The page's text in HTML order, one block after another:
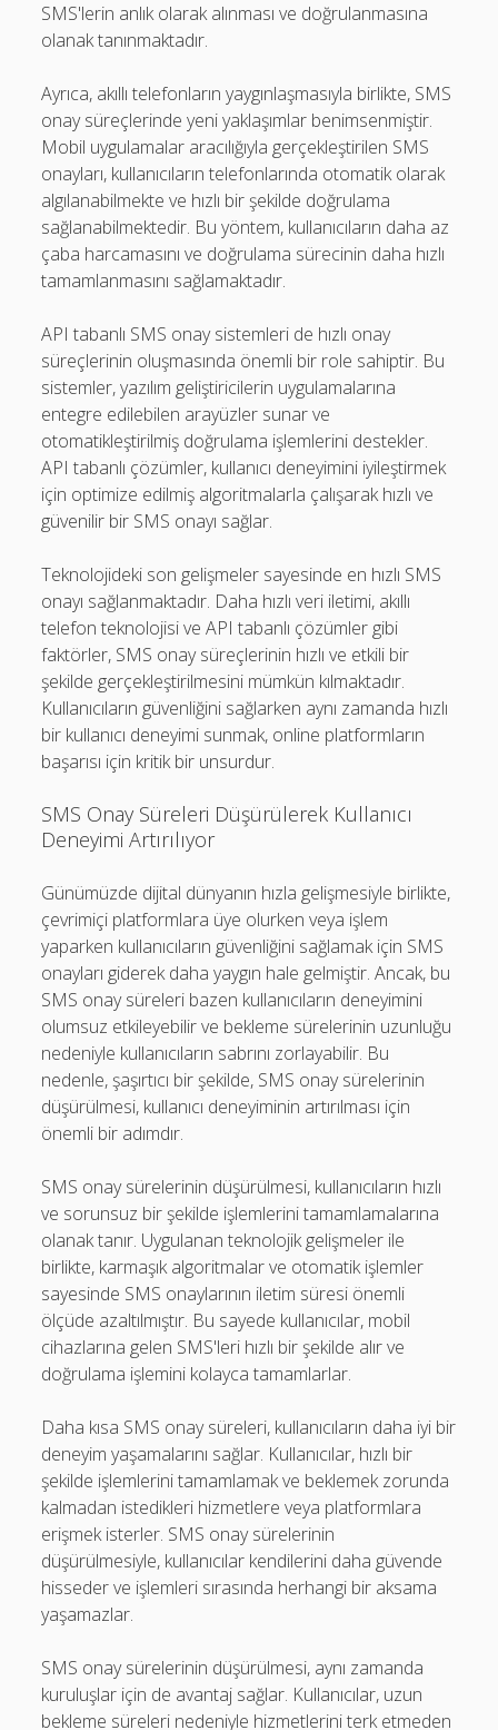
SMS'lerin anlık olarak alınması ve doğrulanmasına
olanak tanınmaktadır.
Ayrıca, akıllı telefonların yaygınlaşmasıyla birlikte, SMS
onay süreçlerinde yeni yaklaşımlar benimsenmiştir.
Mobil uygulamalar aracılığıyla gerçekleştirilen SMS
onayları, kullanıcıların telefonlarında otomatik olarak
algılanabilmekte ve hızlı bir şekilde doğrulama
sağlanabilmektedir. Bu yöntem, kullanıcıların daha az
çaba harcamasını ve doğrulama sürecinin daha hızlı
tamamlanmasını sağlamaktadır.
API tabanlı SMS onay sistemleri de hızlı onay
süreçlerinin oluşmasında önemli bir role sahiptir. Bu
sistemler, yazılım geliştiricilerin uygulamalarına
entegre edilebilen arayüzler sunar ve
otomatikleştirilmiş doğrulama işlemlerini destekler.
API tabanlı çözümler, kullanıcı deneyimini iyileştirmek
için optimize edilmiş algoritmalarla çalışarak hızlı ve
güvenilir bir SMS onayı sağlar.
Teknolojideki son gelişmeler sayesinde en hızlı SMS
onayı sağlanmaktadır. Daha hızlı veri iletimi, akıllı
telefon teknolojisi ve API tabanlı çözümler gibi
faktörler, SMS onay süreçlerinin hızlı ve etkili bir
şekilde gerçekleştirilmesini mümkün kılmaktadır.
Kullanıcıların güvenliğini sağlarken aynı zamanda hızlı
bir kullanıcı deneyimi sunmak, online platformların
başarısı için kritik bir unsurdur.
SMS Onay Süreleri Düşürülerek Kullanıcı
Deneyimi Artırılıyor
Günümüzde dijital dünyanın hızla gelişmesiyle birlikte,
çevrimiçi platformlara üye olurken veya işlem
yaparken kullanıcıların güvenliğini sağlamak için SMS
onayları giderek daha yaygın hale gelmiştir. Ancak, bu
SMS onay süreleri bazen kullanıcıların deneyimini
olumsuz etkileyebilir ve bekleme sürelerinin uzunluğu
nedeniyle kullanıcıların sabrını zorlayabilir. Bu
nedenle, şaşırtıcı bir şekilde, SMS onay sürelerinin
düşürülmesi, kullanıcı deneyiminin artırılması için
önemli bir adımdır.
SMS onay sürelerinin düşürülmesi, kullanıcıların hızlı
ve sorunsuz bir şekilde işlemlerini tamamlamalarına
olanak tanır. Uygulanan teknolojik gelişmeler ile
birlikte, karmaşık algoritmalar ve otomatik işlemler
sayesinde SMS onaylarının iletim süresi önemli
ölçüde azaltılmıştır. Bu sayede kullanıcılar, mobil
cihazlarına gelen SMS'leri hızlı bir şekilde alır ve
doğrulama işlemini kolayca tamamlarlar.
Daha kısa SMS onay süreleri, kullanıcıların daha iyi bir
deneyim yaşamalarını sağlar. Kullanıcılar, hızlı bir
şekilde işlemlerini tamamlamak ve beklemek zorunda
kalmadan istedikleri hizmetlere veya platformlara
erişmek isterler. SMS onay sürelerinin
düşürülmesiyle, kullanıcılar kendilerini daha güvende
hisseder ve işlemleri sırasında herhangi bir aksama
yaşamazlar.
SMS onay sürelerinin düşürülmesi, aynı zamanda
kuruluşlar için de avantaj sağlar. Kullanıcılar, uzun
bekleme süreleri nedeniyle hizmetlerini terk etmeden